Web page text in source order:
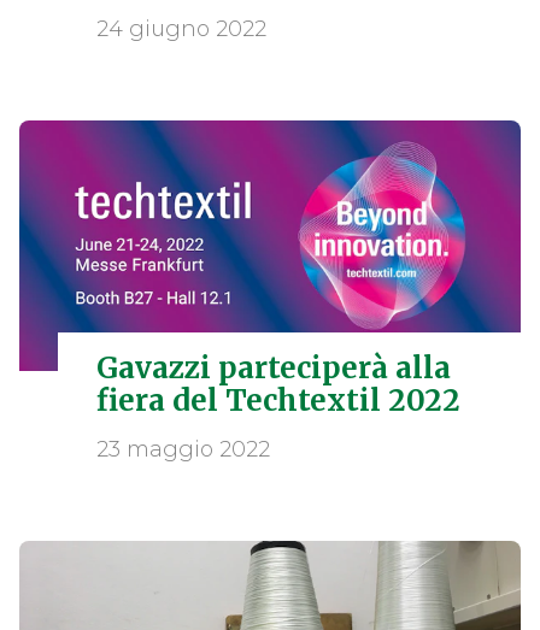
24 giugno 2022
Gavazzi parteciperà alla
fiera del Techtextil 2022
23 maggio 2022